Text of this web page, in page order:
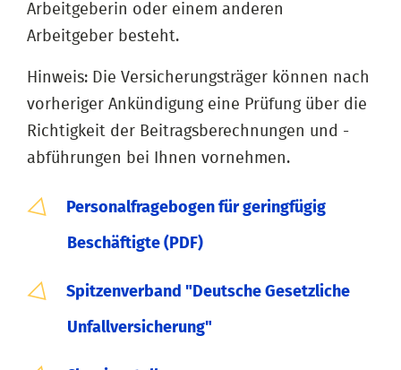
Arbeitgeberin oder einem anderen
Arbeitgeber besteht.
Hinweis: Die Versicherungsträger können nach
vorheriger Ankündigung eine Prüfung über die
Richtigkeit der Beitragsberechnungen und -
abführungen bei Ihnen vornehmen.
Personalfragebogen für geringfügig
Beschäftigte (PDF)
Spitzenverband "Deutsche Gesetzliche
Unfallversicherung"